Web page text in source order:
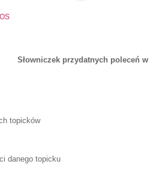
Słowniczek przydatnych poleceń w
topicków
danego topicku